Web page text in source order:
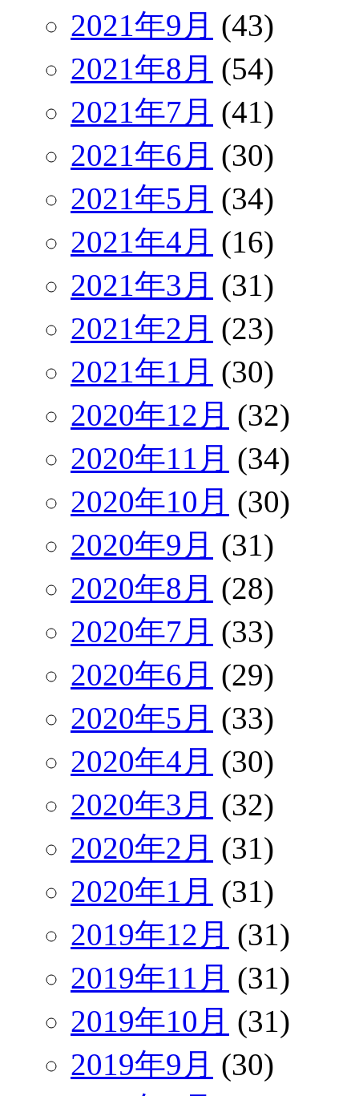
2021年9月 (43)
2021年8月 (54)
2021年7月 (41)
2021年6月 (30)
2021年5月 (34)
2021年4月 (16)
2021年3月 (31)
2021年2月 (23)
2021年1月 (30)
2020年12月 (32)
2020年11月 (34)
2020年10月 (30)
2020年9月 (31)
2020年8月 (28)
2020年7月 (33)
2020年6月 (29)
2020年5月 (33)
2020年4月 (30)
2020年3月 (32)
2020年2月 (31)
2020年1月 (31)
2019年12月 (31)
2019年11月 (31)
2019年10月 (31)
2019年9月 (30)